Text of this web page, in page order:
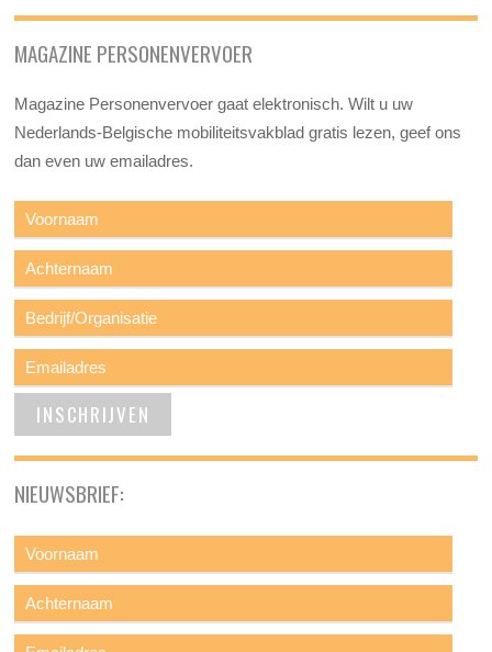
MAGAZINE PERSONENVERVOER
Magazine Personenvervoer gaat elektronisch. Wilt u uw
Nederlands-Belgische mobiliteitsvakblad gratis lezen, geef ons
dan even uw emailadres.
NIEUWSBRIEF: